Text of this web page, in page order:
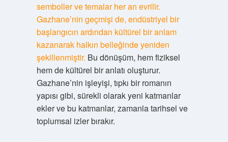
semboller ve temalar her an evrilir.
Gazhane’nin geçmişi de, endüstriyel bir
başlangıcın ardından kültürel bir anlam
kazanarak halkın belleğinde yeniden
şekillenmiştir. Bu dönüşüm, hem fiziksel
hem de kültürel bir anlatı oluşturur.
Gazhane’nin işleyişi, tıpkı bir romanın
yapısı gibi, sürekli olarak yeni katmanlar
ekler ve bu katmanlar, zamanla tarihsel ve
toplumsal izler bırakır.